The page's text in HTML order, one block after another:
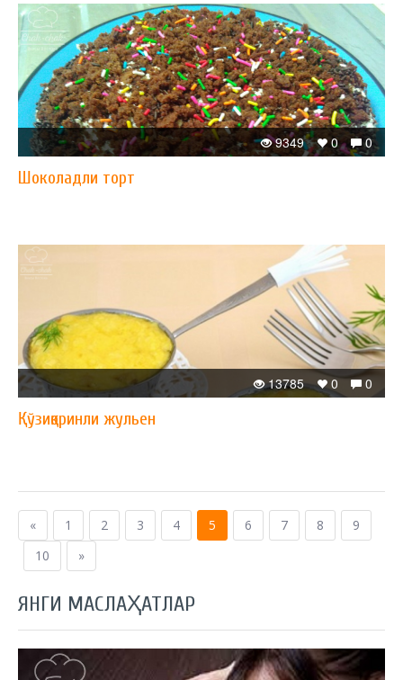
0
0
9349
Шоколадли торт
0
0
13785
Қўзиқоринли жульен
« 1 2 3 4 5 6 7 8
9
10
»
ЯНГИ МАСЛАҲАТЛАР